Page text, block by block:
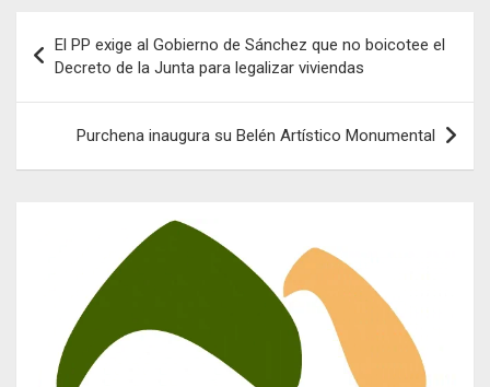
de
entradas
El PP exige al Gobierno de Sánchez que no boicotee el
Decreto de la Junta para legalizar viviendas
Purchena inaugura su Belén Artístico Monumental